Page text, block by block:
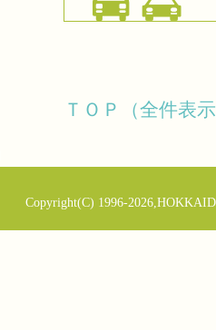
ＴＯＰ（全件表
Copyright(C) 1996-